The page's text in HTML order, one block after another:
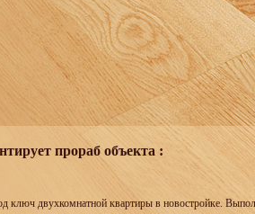
прораб объекта :
ключ двухкомнатной квартиры в новостройке.